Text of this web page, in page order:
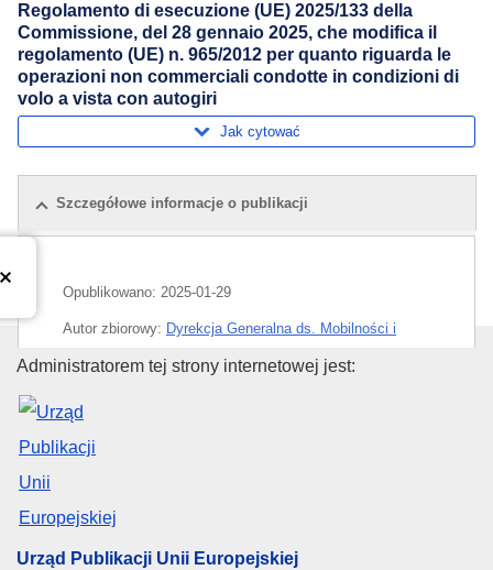
Regolamento di esecuzione (UE) 2025/133 della
Commissione, del 28 gennaio 2025, che modifica il
regolamento (UE) n. 965/2012 per quanto riguarda le
operazioni non commerciali condotte in condizioni di
volo a vista con autogiri
Jak cytować
Szczegółowe informacje o publikacji
Opublikowano: 2025-01-29
Autor zbiorowy: Dyrekcja Generalna ds. Mobilności i
Transportu
Komisja Europejska Komisja Europejska
Temat:
Urząd Publikacji Unii
Administratorem tej strony internetowej jest:
Urząd Publikacji Unii Europejskiej